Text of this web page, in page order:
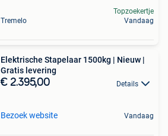
Tremelo
Topzoekertje
Vandaag
Elektrische Stapelaar 1500kg | Nieuw |
Gratis levering
€ 2.395,00 Details
Bezoek website Vandaag